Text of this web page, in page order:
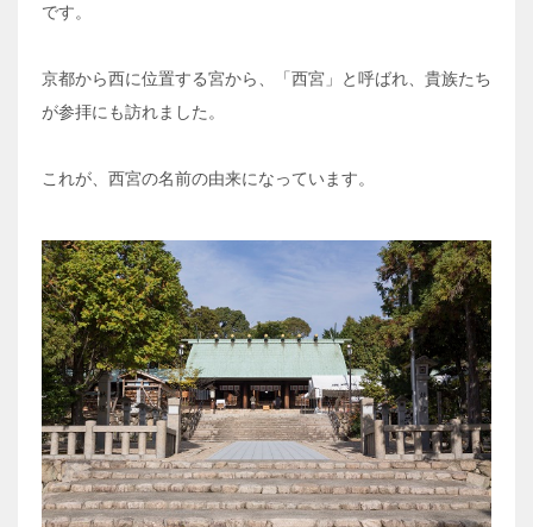
です。
京都から西に位置する宮から、「西宮」と呼ばれ、貴族たち
が参拝にも訪れました。
これが、西宮の名前の由来になっています。